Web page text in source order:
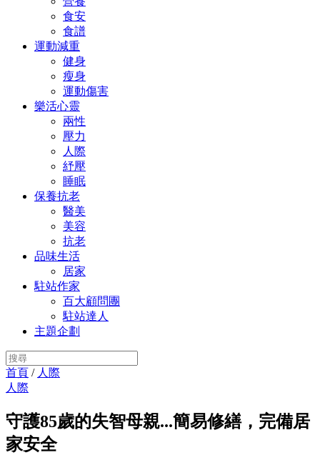
食安
食譜
運動減重
健身
瘦身
運動傷害
樂活心靈
兩性
壓力
人際
紓壓
睡眠
保養抗老
醫美
美容
抗老
品味生活
居家
駐站作家
百大顧問團
駐站達人
主題企劃
首頁 / 人際
人際
守護85歲的失智母親...簡易修繕，完備居
家安全